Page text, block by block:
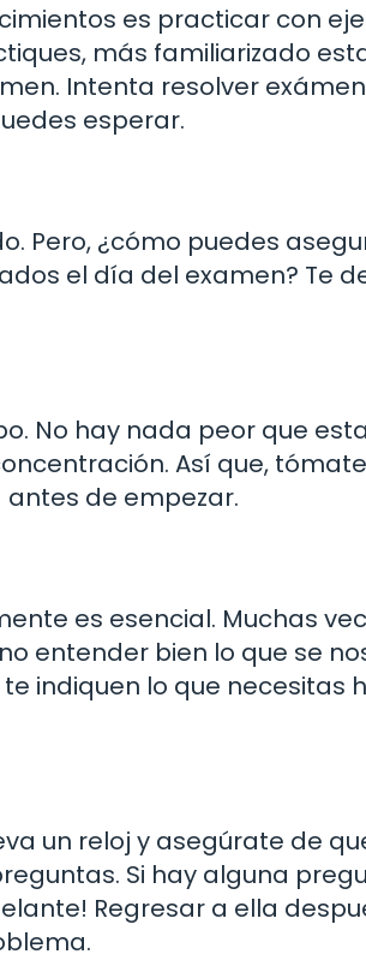
es practicar con
más familiarizado
Intenta resolver
esperar.
Pero, ¿cómo puedes
el día del examen? Te
No hay nada peor que
Así que,
de empezar.
es esencial. Muchas
entender bien lo que se
indiquen lo que necesitas
un reloj y asegúrate de
Si hay alguna
Regresar a ella